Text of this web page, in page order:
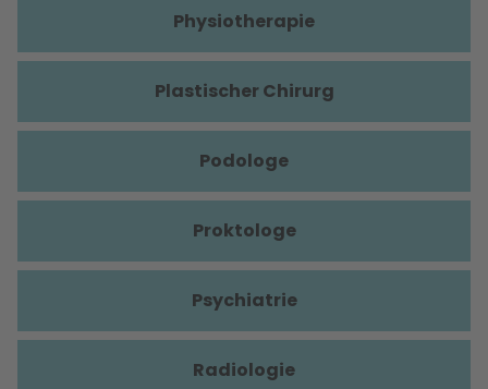
Physiotherapie
Plastischer Chirurg
Podologe
Proktologe
Psychiatrie
Radiologie